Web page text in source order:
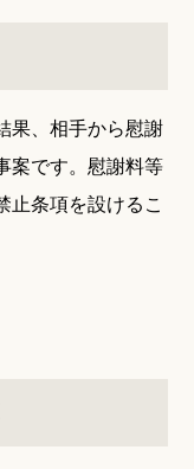
果、相手から慰謝
案です。慰謝料等
止条項を設けるこ